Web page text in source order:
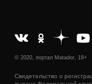
© 2020, портал Matador, 18+
Свидетельство о